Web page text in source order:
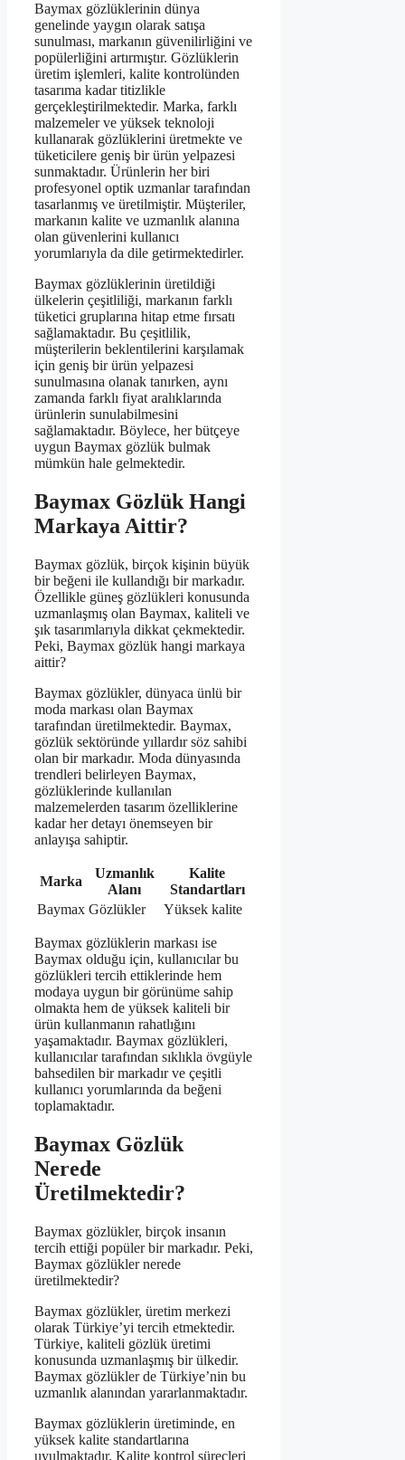
Baymax gözlüklerinin dünya
genelinde yaygın olarak satışa
sunulması, markanın güvenilirliğini ve
popülerliğini artırmıştır. Gözlüklerin
üretim işlemleri, kalite kontrolünden
tasarıma kadar titizlikle
gerçekleştirilmektedir. Marka, farklı
malzemeler ve yüksek teknoloji
kullanarak gözlüklerini üretmekte ve
tüketicilere geniş bir ürün yelpazesi
sunmaktadır. Ürünlerin her biri
profesyonel optik uzmanlar tarafından
tasarlanmış ve üretilmiştir. Müşteriler,
markanın kalite ve uzmanlık alanına
olan güvenlerini kullanıcı
yorumlarıyla da dile getirmektedirler.
Baymax gözlüklerinin üretildiği
ülkelerin çeşitliliği, markanın farklı
tüketici gruplarına hitap etme fırsatı
sağlamaktadır. Bu çeşitlilik,
müşterilerin beklentilerini karşılamak
için geniş bir ürün yelpazesi
sunulmasına olanak tanırken, aynı
zamanda farklı fiyat aralıklarında
ürünlerin sunulabilmesini
sağlamaktadır. Böylece, her bütçeye
uygun Baymax gözlük bulmak
mümkün hale gelmektedir.
Baymax Gözlük Hangi
Markaya Aittir?
Baymax gözlük, birçok kişinin büyük
bir beğeni ile kullandığı bir markadır.
Özellikle güneş gözlükleri konusunda
uzmanlaşmış olan Baymax, kaliteli ve
şık tasarımlarıyla dikkat çekmektedir.
Peki, Baymax gözlük hangi markaya
aittir?
Baymax gözlükler, dünyaca ünlü bir
moda markası olan Baymax
tarafından üretilmektedir. Baymax,
gözlük sektöründe yıllardır söz sahibi
olan bir markadır. Moda dünyasında
trendleri belirleyen Baymax,
gözlüklerinde kullanılan
malzemelerden tasarım özelliklerine
kadar her detayı önemseyen bir
anlayışa sahiptir.
Marka
Uzmanlık
Alanı
Kalite
Standartları
Baymax Gözlükler Yüksek kalite
Baymax gözlüklerin markası ise
Baymax olduğu için, kullanıcılar bu
gözlükleri tercih ettiklerinde hem
modaya uygun bir görünüme sahip
olmakta hem de yüksek kaliteli bir
ürün kullanmanın rahatlığını
yaşamaktadır. Baymax gözlükleri,
kullanıcılar tarafından sıklıkla övgüyle
bahsedilen bir markadır ve çeşitli
kullanıcı yorumlarında da beğeni
toplamaktadır.
Baymax Gözlük
Nerede
Üretilmektedir?
Baymax gözlükler, birçok insanın
tercih ettiği popüler bir markadır. Peki,
Baymax gözlükler nerede
üretilmektedir?
Baymax gözlükler, üretim merkezi
olarak Türkiye’yi tercih etmektedir.
Türkiye, kaliteli gözlük üretimi
konusunda uzmanlaşmış bir ülkedir.
Baymax gözlükler de Türkiye’nin bu
uzmanlık alanından yararlanmaktadır.
Baymax gözlüklerin üretiminde, en
yüksek kalite standartlarına
uyulmaktadır. Kalite kontrol süreçleri